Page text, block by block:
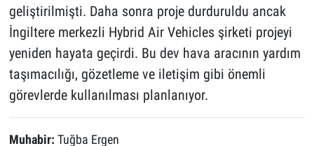
geliştirilmişti. Daha sonra proje durduruldu ancak
İngiltere merkezli Hybrid Air Vehicles şirketi projeyi
yeniden hayata geçirdi. Bu dev hava aracının yardım
taşımacılığı, gözetleme ve iletişim gibi önemli
görevlerde kullanılması planlanıyor.
Muhabir: Tuğba Ergen